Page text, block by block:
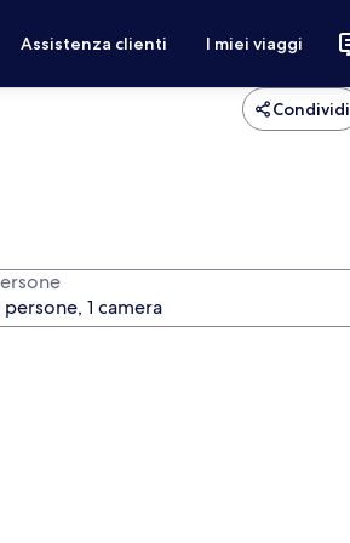
Assistenza clienti I miei viaggi
Condividi